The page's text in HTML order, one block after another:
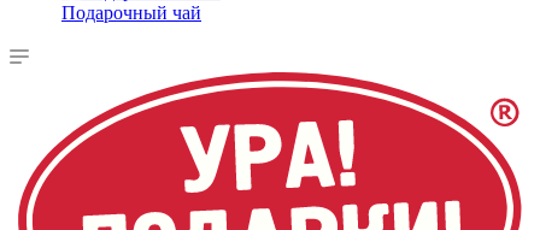
Подарочный чай